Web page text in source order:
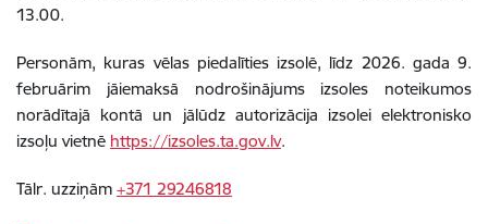
13.00.
Personām, kuras vēlas piedalīties izsolē, līdz 2026. gada 9.
februārim jāiemaksā nodrošinājums izsoles noteikumos
norādītajā kontā un jālūdz autorizācija izsolei elektronisko
izsoļu vietnē https://izsoles.ta.gov.lv.
Tālr. uzziņām +371 29246818